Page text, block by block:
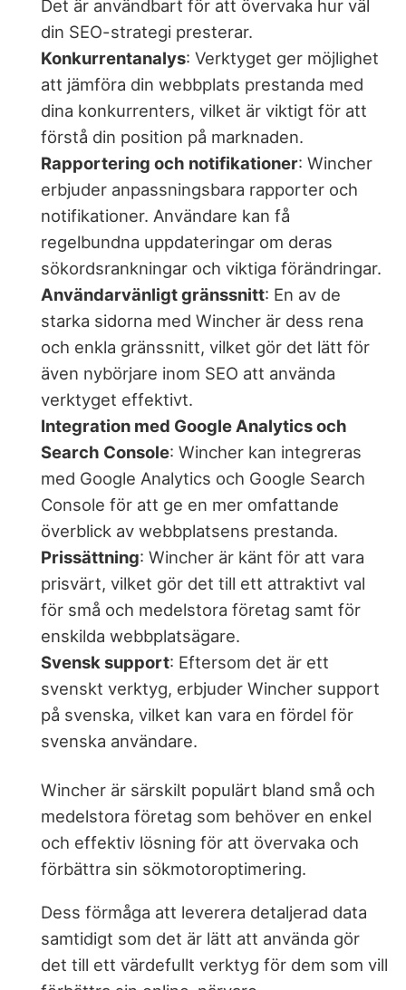
Det är användbart för att övervaka hur väl
din SEO-strategi presterar.
Konkurrentanalys: Verktyget ger möjlighet
att jämföra din webbplats prestanda med
dina konkurrenters, vilket är viktigt för att
förstå din position på marknaden.
Rapportering och notifikationer: Wincher
erbjuder anpassningsbara rapporter och
notifikationer. Användare kan få
regelbundna uppdateringar om deras
sökordsrankningar och viktiga förändringar.
Användarvänligt gränssnitt: En av de
starka sidorna med Wincher är dess rena
och enkla gränssnitt, vilket gör det lätt för
även nybörjare inom SEO att använda
verktyget effektivt.
Integration med Google Analytics och
Search Console: Wincher kan integreras
med Google Analytics och Google Search
Console för att ge en mer omfattande
överblick av webbplatsens prestanda.
Prissättning: Wincher är känt för att vara
prisvärt, vilket gör det till ett attraktivt val
för små och medelstora företag samt för
enskilda webbplatsägare.
Svensk support: Eftersom det är ett
svenskt verktyg, erbjuder Wincher support
på svenska, vilket kan vara en fördel för
svenska användare.
Wincher är särskilt populärt bland små och
medelstora företag som behöver en enkel
och effektiv lösning för att övervaka och
förbättra sin sökmotoroptimering.
Dess förmåga att leverera detaljerad data
samtidigt som det är lätt att använda gör
det till ett värdefullt verktyg för dem som vill